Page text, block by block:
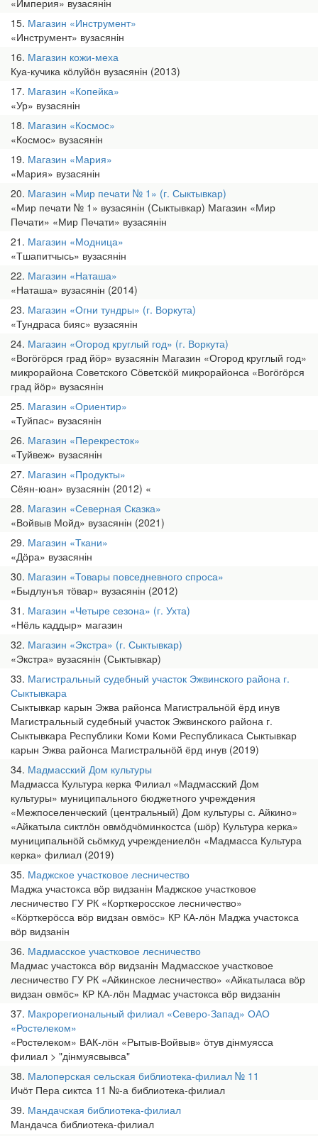
«Империя» вузасянін
15 Магазин «Инструмент»
«Инструмент» вузасянін
16 Магазин кожи-меха
Куа-кучика кӧлуйӧн вузасянін (2013)
17 Магазин «Копейка»
«Ур» вузасянін
18 Магазин «Космос»
«Космос» вузасянін
19 Магазин «Мария»
«Мария» вузасянін
20 Магазин «Мир печати № 1» (г. Сыктывкар)
«Мир печати № 1» вузасянін (Сыктывкар) Магазин «Мир
Печати» «Мир Печати» вузасянін
21 Магазин «Модница»
«Тшапитчысь» вузасянін
22 Магазин «Наташа»
«Наташа» вузасянін (2014)
23 Магазин «Огни тундры» (г. Воркута)
«Тундраса бияс» вузасянін
24 Магазин «Огород круглый год» (г. Воркута)
«Вогӧгӧрся град йӧр» вузасянін Магазин «Огород круглый год»
микрорайона Советского Сӧветскӧй микрорайонса «Вогӧгӧрся
град йӧр» вузасянін
25 Магазин «Ориентир»
«Туйпас» вузасянін
26 Магазин «Перекресток»
«Туйвеж» вузасянін
27 Магазин «Продукты»
Сёян-юан» вузасянін (2012) «
28 Магазин «Северная Сказка»
«Войвыв Мойд» вузасянін (2021)
29 Магазин «Ткани»
«Дӧра» вузасянін
30 Магазин «Товары повседневного спроса»
«Быдлунъя тӧвар» вузасянін (2012)
31 Магазин «Четыре сезона» (г. Ухта)
«Нёль каддыр» магазин
32 Магазин «Экстра» (г. Сыктывкар)
«Экстра» вузасянін (Сыктывкар)
33 Магистральный судебный участок Эжвинского района г.
Сыктывкара
Сыктывкар карын Эжва районса Магистральнӧй ёрд инув
Магистральный судебный участок Эжвинского района г.
Сыктывкара Республики Коми Коми Республикаса Сыктывкар
карын Эжва районса Магистральнӧй ёрд инув (2019)
34 Мадмасский Дом культуры
Мадмасса Культура керка Филиал «Мадмасский Дом
культуры» муниципального бюджетного учреждения
«Межпоселенческий (центральный) Дом культуры с. Айкино»
«Айкатыла сиктлӧн овмӧдчӧминкостса (шӧр) Культура керка»
муниципальнӧй сьӧмкуд учреждениелӧн «Мадмасса Культура
керка» филиал (2019)
35 Маджское участковое лесничество
Маджа участокса вӧр видзанін Маджское участковое
лесничество ГУ РК «Корткеросское лесничество»
«Кӧрткерӧсса вӧр видзан овмӧс» КР КА-лӧн Маджа участокса
вӧр видзанін
36 Мадмасское участковое лесничество
Мадмас участокса вӧр видзанін Мадмасское участковое
лесничество ГУ РК «Айкинское лесничество» «Айкатыласа вӧр
видзан овмӧс» КР КА-лӧн Мадмас участокса вӧр видзанін
37 Макрорегиональный филиал «Северо-Запад» ОАО
«Ростелеком»
«Ростелеком» ВАК-лӧн «Рытыв-Войвыв» ӧтув дінмуясса
филиал > "дінмуясвывса"
38 Малоперская сельская библиотека-филиал № 11
Ичӧт Пера сиктса 11 №-а библиотека-филиал
39 Мандачская библиотека-филиал
Мандачса библиотека-филиал